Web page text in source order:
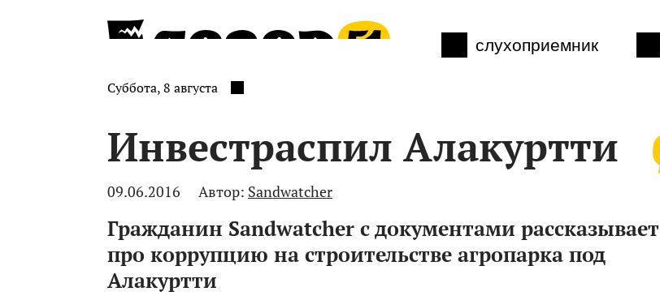
слухоприемник
Суббота, 8 августа
Инвестраспил Алакуртти
09.06.2016 Автор: Sandwatcher
Гражданин Sandwatcher с документами рассказывает
про коррупцию на строительстве агропарка под
Алакуртти